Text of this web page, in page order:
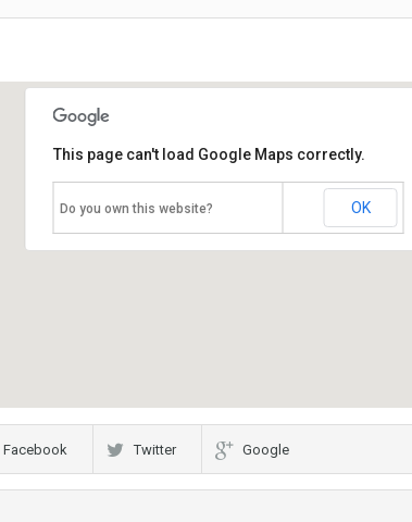
This page can't load Google Maps correctly.
Do you own this website? OK
Facebook Twitter Google